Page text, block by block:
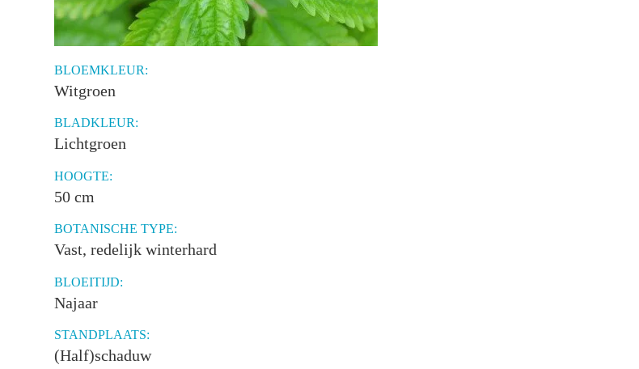
BLOEMKLEUR:
Witgroen
BLADKLEUR:
Lichtgroen
HOOGTE:
50 cm
BOTANISCHE TYPE:
Vast, redelijk winterhard
BLOEITIJD:
Najaar
STANDPLAATS:
(Half)schaduw